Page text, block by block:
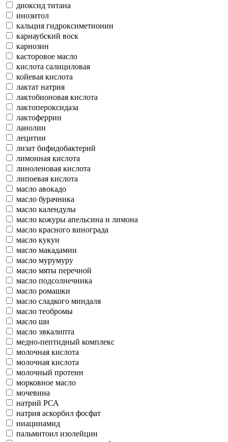
диоксид титана
инозитол
кальция гидроксиметионин
карнаубский воск
карнозин
касторовое масло
кислота салициловая
койевая кислота
лактат натрия
лактобионовая кислота
лактопероксидаза
лактоферрин
ланолин
лецитин
лизат бифидобактерий
лимонная кислота
линоленовая кислота
липоевая кислота
масло авокадо
масло бурачника
масло календулы
масло кожуры апельсина и лимона
масло красного винограда
масло кукуи
масло макадамии
масло мурумуру
масло мяты перечной
масло подсолнечника
масло ромашки
масло сладкого миндаля
масло теобромы
масло ши
масло эвкалипта
медно-пептидный комплекс
молочная кислота
молочная кислота
молочный протеин
морковное масло
мочевина
натрий РСА
натрия аскорбил фосфат
ниацинамид
пальмитоил изолейцин